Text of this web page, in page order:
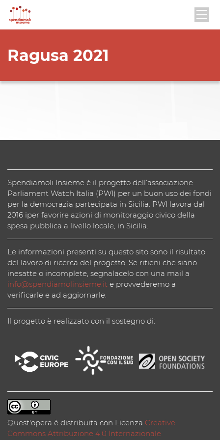
Ragusa 2021
Spendiamoli Insieme è il progetto dell’associazione
Parliament Watch Italia (PWI) per un buon uso dei fondi
per la democrazia partecipata in Sicilia. PWI lavora dal
2016 iper favorire azioni di monitoraggio civico della
spesa pubblica a livello locale, in Sicilia.
Le informazioni presenti su questo sito sono il risultato
del lavoro di ricerca del progetto. Se ritieni che siano
inesatte o incomplete, segnalacelo con una mail a
info@spendiamolinsieme.it e provvederemo a
verificarle e ad aggiornarle.
Il progetto è realizzato con il sostegno di:
Quest'opera è distribuita con Licenza Creative
Commons Attribuzione 4.0 Internazionale